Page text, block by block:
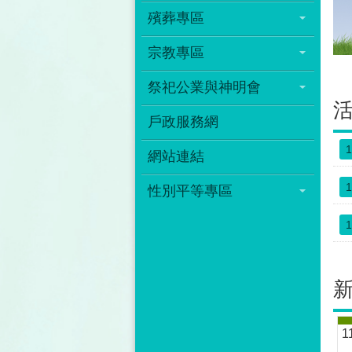
殯葬專區
宗教專區
祭祀公業與神明會
戶政服務網
網站連結
性別平等專區